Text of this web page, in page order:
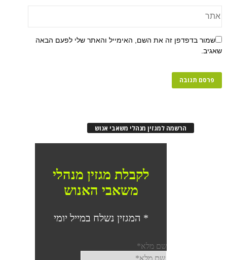
שמור בדפדפן זה את השם, האימייל והאתר שלי לפעם הבאה
שאגיב.
הרשמה למגזין מנהלי משאבי אנוש